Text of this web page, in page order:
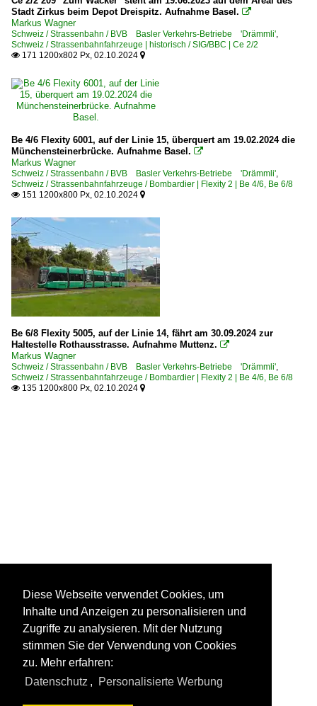
Stadt Zirkus beim Depot Dreispitz. Aufnahme Basel. 
Markus Wagner
Schweiz / Strassenbahn / BVB Basler Verkehrs-Betriebe 'Drämmli'
Schweiz / Strassenbahnfahrzeuge | historisch / SIG/BBC | Ce 2/2
 171 1200x802 Px, 02.10.2024 
Be 4/6 Flexity 6001, auf der Linie 15, überquert am 19.02.2024 die
Münchensteinerbrücke. Aufnahme Basel. 
Markus Wagner
Schweiz / Strassenbahn / BVB Basler Verkehrs-Betriebe 'Drämmli'
Schweiz / Strassenbahnfahrzeuge / Bombardier | Flexity 2 | Be 4/6, Be 6/8
 151 1200x800 Px, 02.10.2024 
Be 6/8 Flexity 5005, auf der Linie 14, fährt am 30.09.2024 zur
Haltestelle Rothausstrasse. Aufnahme Muttenz. 
Markus Wagner
Schweiz / Strassenbahn / BVB Basler Verkehrs-Betriebe 'Drämmli'
Schweiz / Strassenbahnfahrzeuge / Bombardier | Flexity 2 | Be 4/6, Be 6/8
 135 1200x800 Px, 02.10.2024 
Diese Webseite verwendet Cookies, um
Inhalte und Anzeigen zu personalisieren und
Zugriffe zu analysieren. Mit der Nutzung
stimmen Sie der Verwendung von Cookies
zu. Mehr erfahren:
Datenschutz , Personalisierte Werbung